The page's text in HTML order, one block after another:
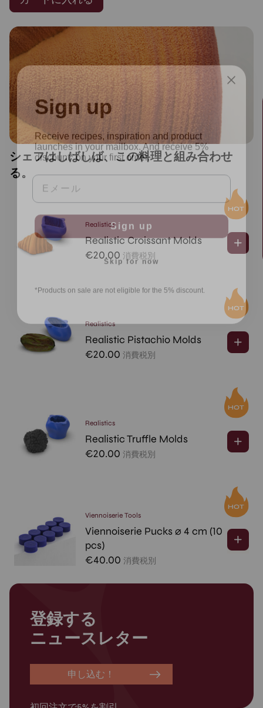
シェフはしばしば、この料理と組み合わせ
る。
Realistics
Realistic Croissant Molds
€20.00 消費税別
Realistics
Realistic Pistachio Molds
€20.00 消費税別
Realistics
Realistic Truffle Molds
€20.00 消費税別
Viennoiserie Tools
Viennoiserie Pucks ⌀ 4 cm (10
pcs)
€40.00 消費税別
登録する
ニュースレター
申し込む！
Sign up
Receive recipes, inspiration and product
launches in your mailbox. And receive 5%
discount* on your first order.
Eメール
Skip for now